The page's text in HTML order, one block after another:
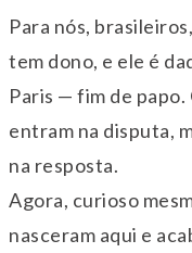
Para nós,
tem dono, e ele é
Paris — fim de
entram na disputa,
na resposta.
Agora, curioso
nasceram aqui e